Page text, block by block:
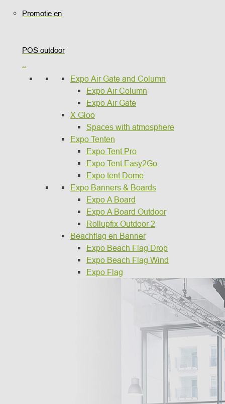
Promotie en
POS outdoor
Expo Air Gate and Column
Expo Air Column
Expo Air Gate
X Gloo
Spaces with atmosphere
Expo Tenten
Expo Tent Pro
Expo Tent Easy2Go
Expo tent Dome
Expo Banners & Boards
Expo A Board
Expo A Board Outdoor
Rollupfix Outdoor 2
Beachflag en Banner
Expo Beach Flag Drop
Expo Beach Flag Wind
Expo Flag